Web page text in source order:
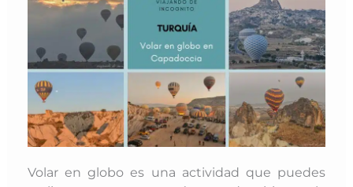
Volar en globo es una actividad que puedes